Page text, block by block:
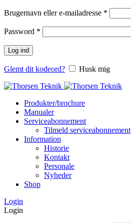
Brugernavn eller e-mailadresse *
Password *
Log ind
Glemt dit kodeord? Husk mig
Produkter/brochure
Manualer
Serviceabonnement
Tilmeld serviceabonnement
Information
Historie
Kontakt
Personale
Nyheder
Shop
Login
Login